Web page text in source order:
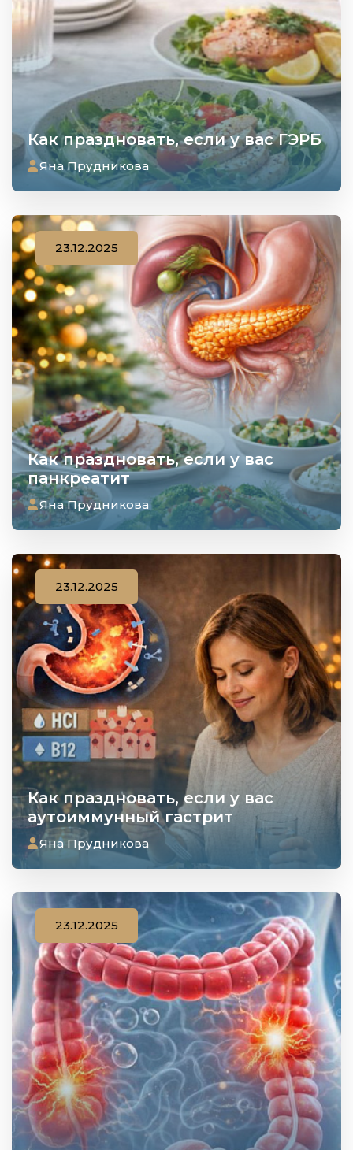
Как праздновать, если у вас ГЭРБ
Яна Прудникова
Как праздновать, если у вас
панкреатит
23.12.2025
Яна Прудникова
Как праздновать, если у вас
аутоиммунный гастрит
23.12.2025
Яна Прудникова
23.12.2025